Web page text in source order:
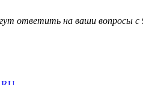
ответить на ваши вопросы с